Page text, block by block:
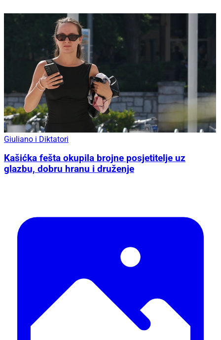
Giuliano i Diktatori
Kašićka fešta okupila brojne posjetitelje uz
glazbu, dobru hranu i druženje